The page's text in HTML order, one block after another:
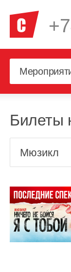
Билеты
Мюзикл